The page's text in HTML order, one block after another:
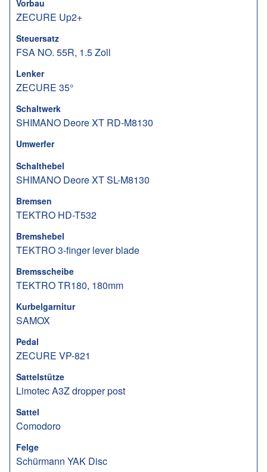
Vorbau
ZECURE Up2+
Steuersatz
FSA NO. 55R, 1.5 Zoll
Lenker
ZECURE 35°
Schaltwerk
SHIMANO Deore XT RD-M8130
Umwerfer
Schalthebel
SHIMANO Deore XT SL-M8130
Bremsen
TEKTRO HD-T532
Bremshebel
TEKTRO 3-finger lever blade
Bremsscheibe
TEKTRO TR180, 180mm
Kurbelgarnitur
SAMOX
Pedal
ZECURE VP-821
Sattelstütze
Limotec A3Z dropper post
Sattel
Comodoro
Felge
Schürmann YAK Disc